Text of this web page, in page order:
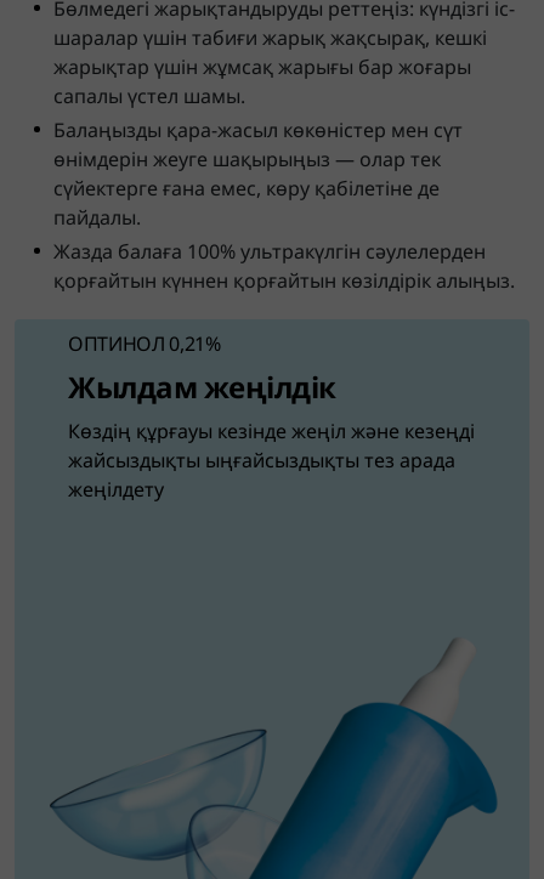
Бөлмедегі жарықтандыруды реттеңіз: күндізгі іс-
шаралар үшін табиғи жарық жақсырақ, кешкі
жарықтар үшін жұмсақ жарығы бар жоғары
сапалы үстел шамы.
Балаңызды қара-жасыл көкөністер мен сүт
өнімдерін жеуге шақырыңыз — олар тек
сүйектерге ғана емес, көру қабілетіне де
пайдалы.
Жазда балаға 100% ультракүлгін сәулелерден
қорғайтын күннен қорғайтын көзілдірік алыңыз.
ОПТИНОЛ 0,21%
Жылдам жеңілдік
Көздің құрғауы кезінде жеңіл және кезеңді
жайсыздықты ыңғайсыздықты тез арада
жеңілдету